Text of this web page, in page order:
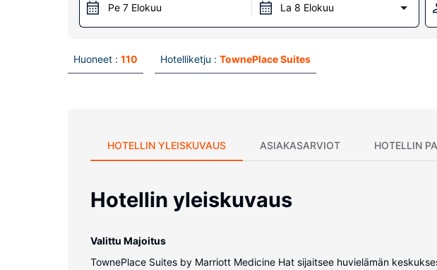
Pe 7 Elokuu La 8 Elokuu
Huoneet : 110 Hotelliketju : TownePlace Suites
HOTELLIN YLEISKUVAUS ASIAKASARVIOT HOTELLIN
Hotellin yleiskuvaus
Valittu Majoitus
TownePlace Suites by Marriott Medicine Hat sijaitsee huvielämän